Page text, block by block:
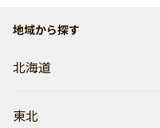
地域から探す
北海道
東北